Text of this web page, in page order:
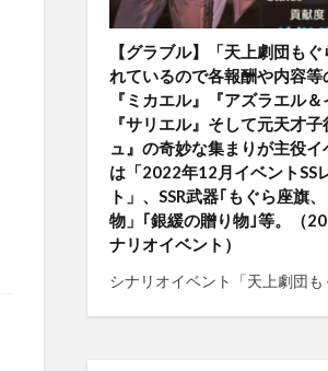
【グラブル】「天上劇団も
れているので各報酬や内容等
『ミカエル』『アズラエル＆
『サリエル』そして元天才
ュ』の奇妙な集まりが主役
は「2022年12月イベントSS
ト」、SSR武器｢もぐら座旗
物」｢銀緩の贈り物｣等。（
ナリオイベント）
シナリオイベント「天上劇団